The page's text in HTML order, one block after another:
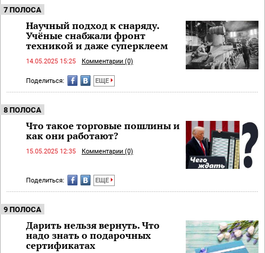
7 ПОЛОСА
Научный подход к снаряду.
Учёные снабжали фронт
техникой и даже суперклеем
14.05.2025 15:25 Комментарии (0)
Поделиться: ЕЩЕ
8 ПОЛОСА
Что такое торговые пошлины и
как они работают?
15.05.2025 12:35 Комментарии (0)
Поделиться: ЕЩЕ
9 ПОЛОСА
Дарить нельзя вернуть. Что
надо знать о подарочных
сертификатах